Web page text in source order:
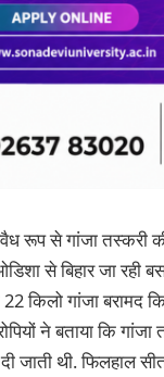
रूप से गांजा
से बिहार जा रही
किलो गांजा बरामद
ने बताया कि गांजा
जाती थी. फिलहाल